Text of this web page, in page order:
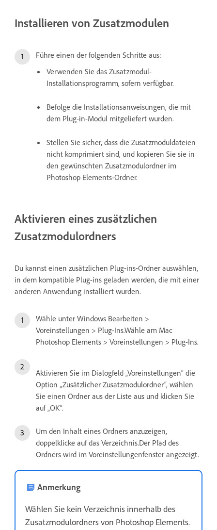
Installieren von Zusatzmodulen
Führe einen der folgenden Schritte aus:
Verwenden Sie das Zusatzmodul-
Installationsprogramm, sofern verfügbar.
Befolge die Installationsanweisungen, die mit
dem Plug-in-Modul mitgeliefert wurden.
Stellen Sie sicher, dass die Zusatzmoduldateien
nicht komprimiert sind, und kopieren Sie sie in
den gewünschten Zusatzmodulordner im
Photoshop Elements-Ordner.
Aktivieren eines zusätzlichen
Zusatzmodulordners
Du kannst einen zusätzlichen Plug-ins-Ordner auswählen,
in dem kompatible Plug-ins geladen werden, die mit einer
anderen Anwendung installiert wurden.
Wähle unter Windows Bearbeiten >
Voreinstellungen > Plug-Ins.Wähle am Mac
Photoshop Elements > Voreinstellungen > Plug-Ins.
Aktivieren Sie im Dialogfeld „Voreinstellungen“ die
Option „Zusätzlicher Zusatzmodulordner“, wählen
Sie einen Ordner aus der Liste aus und klicken Sie
auf „OK“.
Um den Inhalt eines Ordners anzuzeigen,
doppelklicke auf das Verzeichnis.Der Pfad des
Ordners wird im Voreinstellungenfenster angezeigt.
Anmerkung
Wählen Sie kein Verzeichnis innerhalb des
Zusatzmodulordners von Photoshop Elements.